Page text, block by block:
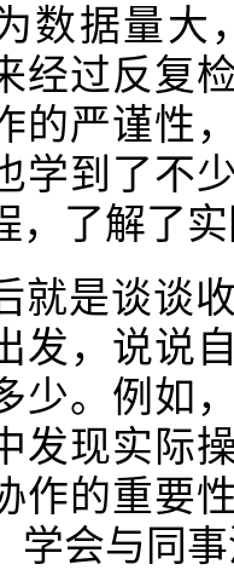
数据量大
经过反复
的严谨性
学到了不
，了解了
就是谈谈
发，说说
少。例如
发现实际
作的重要
学会与同